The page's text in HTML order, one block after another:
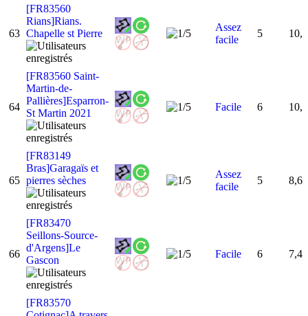
63
[FR83560
Rians]Rians.
Chapelle st Pierre
Assez
facile
5
64
[FR83560 Saint-
Martin-de-
Pallières]Esparron-
St Martin 2021
Facile 6
65
[FR83149
Bras]Garagaïs et
pierres sèches
Assez
facile
5
66
[FR83470
Seillons-Source-
d'Argens]Le
Gascon
Facile 6
[FR83570